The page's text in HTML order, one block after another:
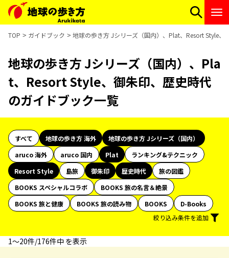
TOP ガイドブック 地球の歩き方 Jシリーズ（国内）、Plat、Resort Style
地球の歩き方 Jシリーズ（国内）、Pla
t、Resort Style、御朱印、歴史時代
のガイドブック一覧
すべて 地球の歩き方 海外
地球の歩き方 Jシリーズ（国内）
aruco 海外
aruco 国内 Plat
ランキング&テクニック
Resort Style
島旅 御朱印 歴史時代
旅の図鑑
BOOKS スペシャルコラボ
BOOKS 旅の名言＆絶景
BOOKS 旅と健康
BOOKS 旅の読み物 BOOKS
D-Books
絞り込み条件を追加
1〜20件/176件中 を表示